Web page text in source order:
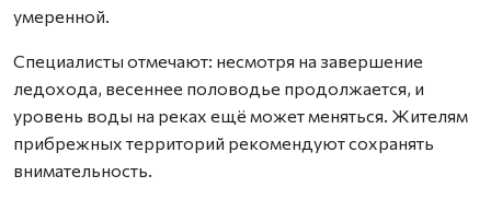
умеренной.
Специалисты отмечают: несмотря на завершение
ледохода, весеннее половодье продолжается, и
уровень воды на реках ещё может меняться. Жителям
прибрежных территорий рекомендуют сохранять
внимательность.